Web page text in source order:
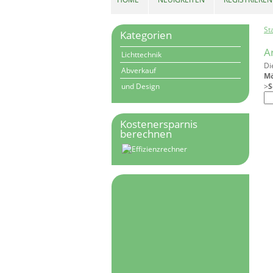
>
Kategorien
Lichttechnik
Abverkauf
und Design
Kostenersparnis
berechnen